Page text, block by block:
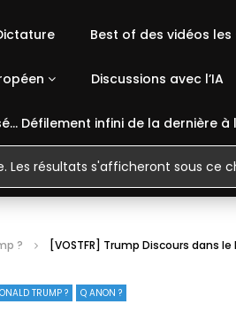
Best of des vidéos les
Discussions avec l’IA
Défilement infini de la dernière
? [VOSTFR] Trump Discours dans
TRUMP ? Q ANON ?